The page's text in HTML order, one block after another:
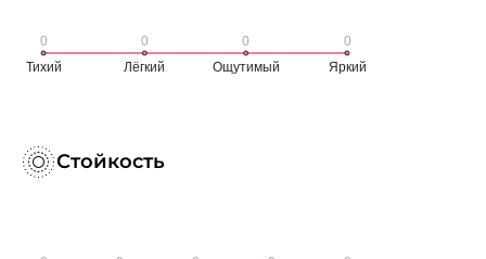
Стойкость